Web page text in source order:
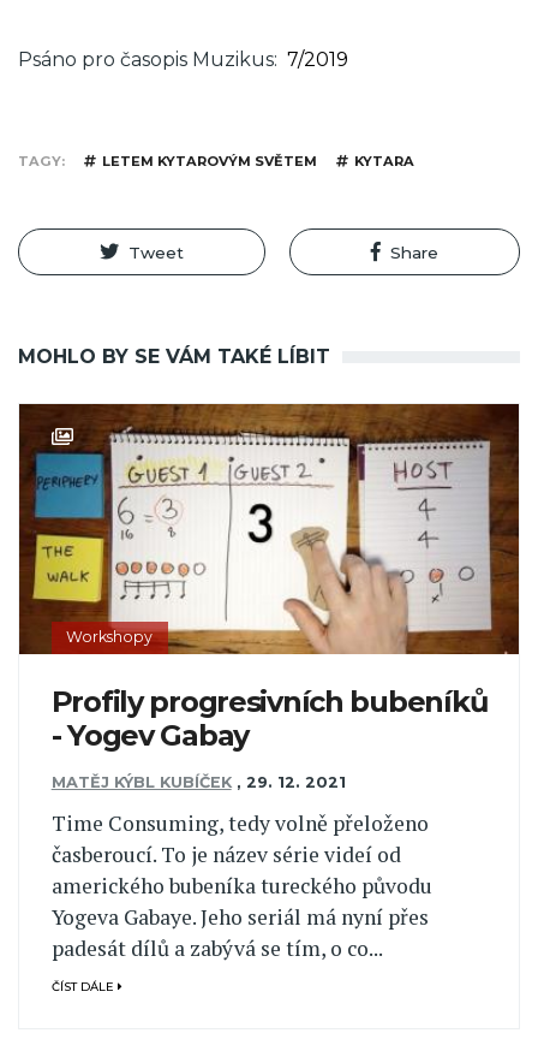
Psáno pro časopis Muzikus 7/2019
TAGY LETEM KYTAROVÝM SVĚTEM KYTARA
Tweet Share
MOHLO BY SE VÁM TAKÉ LÍBIT
Workshopy
Profily progresivních bubeníků
- Yogev Gabay
MATĚJ KÝBL KUBÍČEK , 29. 12. 2021
Time Consuming, tedy volně přeloženo
časberoucí. To je název série videí od
amerického bubeníka tureckého původu
Yogeva Gabaye. Jeho seriál má nyní přes
padesát dílů a zabývá se tím, o co...
ČÍST DÁLE